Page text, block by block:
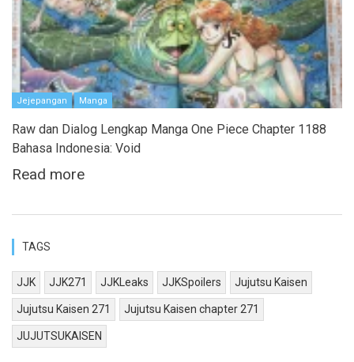
Jejepangan Manga
Raw dan Dialog Lengkap Manga One Piece Chapter 1188
Bahasa Indonesia: Void
Read more
TAGS
JJK JJK271 JJKLeaks JJKSpoilers Jujutsu Kaisen
Jujutsu Kaisen 271 Jujutsu Kaisen chapter 271
JUJUTSUKAISEN